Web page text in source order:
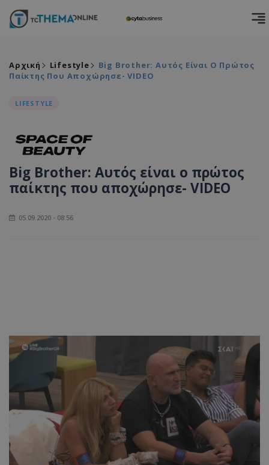
Αρχική Lifestyle
Big Brother: Αυτός Είναι Ο Πρώτος
Παίκτης Που Αποχώρησε- VIDEO
LIFESTYLE
Big Brother: Αυτός είναι ο πρώτος
παίκτης που αποχώρησε- VIDEO
05.09.2020 - 08:56